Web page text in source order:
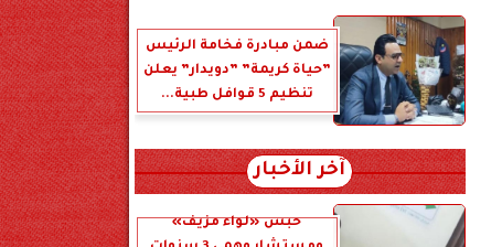
ضمن مبادرة فخامة الرئيس
”حياة كريمة” ”دويدار” يعلن
تنظيم 5 قوافل طبية...
آخر الأخبار
حبس «لواء مزيف»